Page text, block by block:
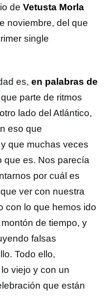
de Vetusta Morla
noviembre, del que
single
es, en palabras de
parte de ritmos
lado del Atlántico,
eso que
que muchas veces
que es. Nos parecía
por cuál es
ver con nuestra
con lo que hemos ido
de tiempo, y
falsas
Todo ello,
viejo y con un
que están